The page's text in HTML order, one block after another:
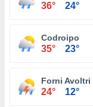
36° 24°
Codroipo
35° 23°
Forni Avoltri
24° 12°